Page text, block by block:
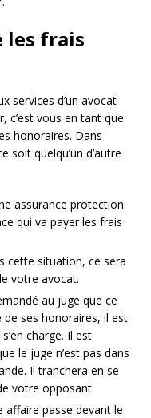
les frais
services d’un avocat
c’est vous en tant que
honoraires. Dans
soit quelqu’un d’autre
assurance protection
qui va payer les frais
cette situation, ce sera
votre avocat.
au juge que ce
de ses honoraires, il est
charge. Il est
le juge n’est pas dans
Il tranchera en se
votre opposant.
affaire passe devant le